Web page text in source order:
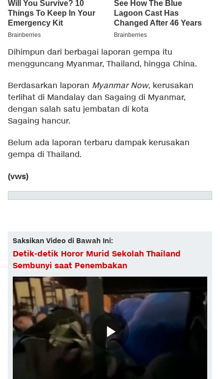
Dihimpun dari berbagai laporan gempa itu
mengguncang Myanmar, Thailand, hingga China.
Berdasarkan laporan Myanmar Now, kerusakan
terlihat di Mandalay dan Sagaing di Myanmar,
dengan salah satu jembatan di kota
Sagaing hancur.
Belum ada laporan terbaru dampak kerusakan
gempa di Thailand.
(vws)
Saksikan Video di Bawah Ini:
Detik-detik Horor Murid Sekolah Thailand
Sembunyi saat Penembakan